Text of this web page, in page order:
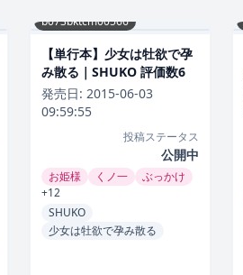
b073bktcm00566
【単行本】少女は牡欲で孕
み散る｜SHUKO 評価数6
発売日: 2015-06-03
09:59:55
投稿ステータス
公開中
お姫様 くノ一
ぶっかけ
+12
SHUKO
少女は牡欲で孕み散る